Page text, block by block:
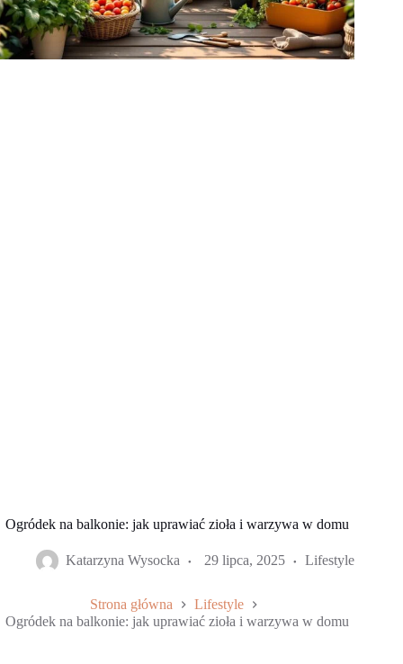
Ogródek na balkonie: jak uprawiać zioła i warzywa w domu
Katarzyna Wysocka 29 lipca, 2025 Lifestyle
Strona główna
Lifestyle
Ogródek na balkonie: jak uprawiać zioła i warzywa w domu